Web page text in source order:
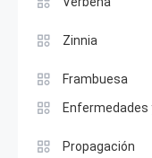
Zinnia
Frambuesa
Enfermedades
Propagación